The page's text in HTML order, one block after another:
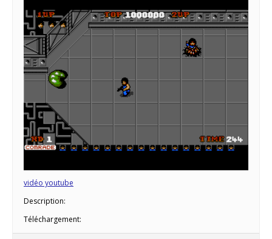
vidéo youtube
Description:
Téléchargement: